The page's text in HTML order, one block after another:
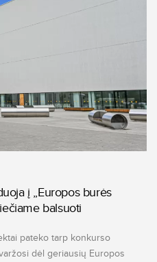
į „Europos burės
balsuoti
pateko tarp konkurso
dėl geriausių Europos